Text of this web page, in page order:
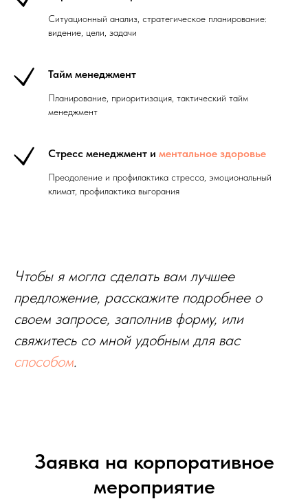
Ситуационный анализ, стратегическое планирование:
видение, цели, задачи
Тайм менеджмент
Планирование, приоритизация, тактический тайм
менеджмент
Стресс менеджмент и ментальное здоровье
Преодоление и профилактика стресса, эмоциональный
климат, профилактика выгорания
Чтобы я могла сделать вам лучшее
предложение, расскажите подробнее о
своем запросе, заполнив форму, или
свяжитесь со мной удобным для вас
способом.
Заявка на корпоративное
мероприятие